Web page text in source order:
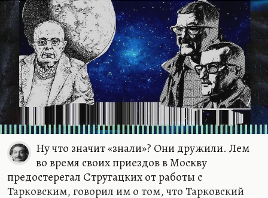
Ну что значит «знали»? Они дружили. Лем
во время своих приездов в Москву
предостерегал Стругацких от работы с
Тарковским, говорил им о том, что Тарковский